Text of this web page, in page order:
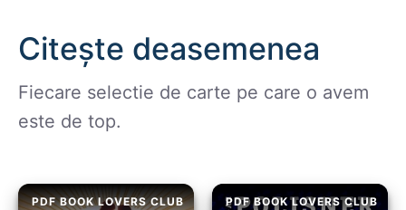
Citește deasemenea
Fiecare selectie de carte pe care o avem
este de top.
PDF BOOK LOVERS CLUB PDF BOOK LOVERS CLUB